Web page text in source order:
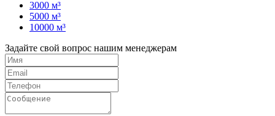
3000 м³
5000 м³
10000 м³
Задайте свой вопрос нашим менеджерам